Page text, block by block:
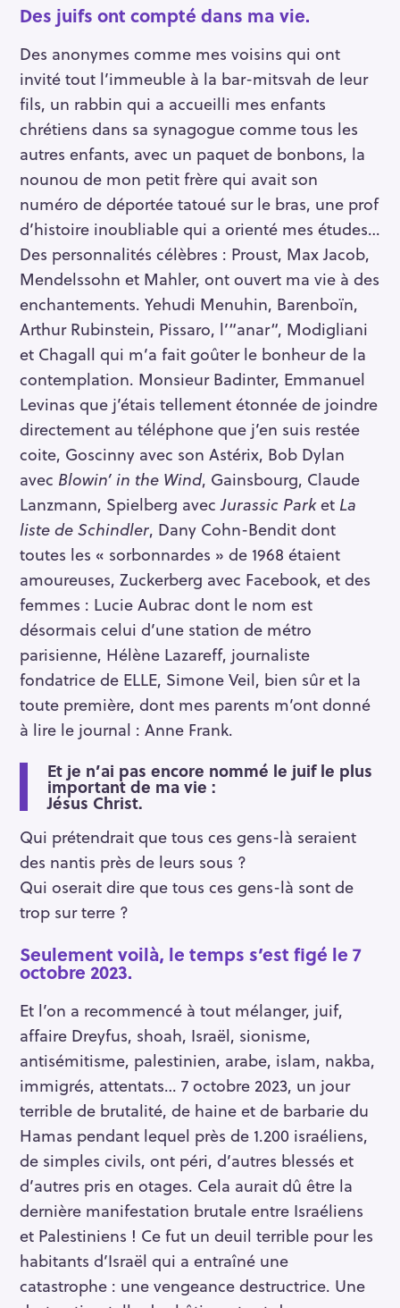
Des juifs ont compté dans ma vie.
Des anonymes comme mes voisins qui ont
invité tout l’immeuble à la bar-mitsvah de leur
fils, un rabbin qui a accueilli mes enfants
chrétiens dans sa synagogue comme tous les
autres enfants, avec un paquet de bonbons, la
nounou de mon petit frère qui avait son
numéro de déportée tatoué sur le bras, une prof
d’histoire inoubliable qui a orienté mes études…
Des personnalités célèbres : Proust, Max Jacob,
Mendelssohn et Mahler, ont ouvert ma vie à des
enchantements. Yehudi Menuhin, Barenboïn,
Arthur Rubinstein, Pissaro, l’“anar“, Modigliani
et Chagall qui m’a fait goûter le bonheur de la
contemplation. Monsieur Badinter, Emmanuel
Levinas que j’étais tellement étonnée de joindre
directement au téléphone que j’en suis restée
coite, Goscinny avec son Astérix, Bob Dylan
avec Blowin’ in the Wind, Gainsbourg, Claude
Lanzmann, Spielberg avecJurassic Parket La
liste de Schindler, Dany Cohn-Bendit dont
toutes les « sorbonnardes » de 1968 étaient
amoureuses, Zuckerberg avec Facebook, et des
femmes : Lucie Aubrac dont le nom est
désormais celui d’une station de métro
parisienne, Hélène Lazareff, journaliste
fondatrice de ELLE, Simone Veil, bien sûr et la
toute première, dont mes parents m’ont donné
à lire le journal : Anne Frank.
Et je n’ai pas encore nommé le juif le plus
important de ma vie :
Jésus Christ.
Qui prétendrait que tous ces gens-là seraient
des nantis près de leurs sous ?
Qui oserait dire que tous ces gens-là sont de
trop sur terre ?
Seulement voilà, le temps s’est figé le 7
octobre 2023.
Et l’on a recommencé à tout mélanger, juif,
affaire Dreyfus, shoah, Israël, sionisme,
antisémitisme, palestinien, arabe, islam, nakba,
immigrés, attentats… 7 octobre 2023, un jour
terrible de brutalité, de haine et de barbarie du
Hamas pendant lequel près de 1.200 israéliens,
de simples civils, ont péri, d’autres blessés et
d’autres pris en otages. Cela aurait dû être la
dernière manifestation brutale entre Israéliens
et Palestiniens ! Ce fut un deuil terrible pour les
habitants d’Israël qui a entraîné une
catastrophe : une vengeance destructrice. Une
R